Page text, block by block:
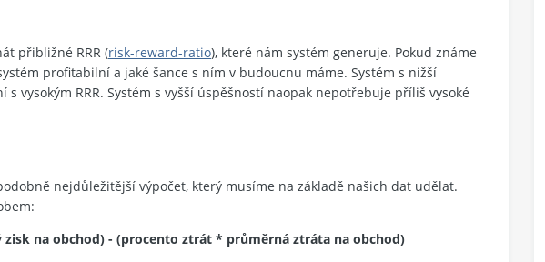
přibližné RRR (risk-reward-ratio), které nám systém generuje. Pokud známe
profitabilní a jaké šance s ním v budoucnu máme. Systém s nižší
vysokým RRR. Systém s vyšší úspěšností naopak nepotřebuje příliš vysoké
nejdůležitější výpočet, který musíme na základě našich dat udělat.
na obchod) - (procento ztrát * průměrná ztráta na obchod)